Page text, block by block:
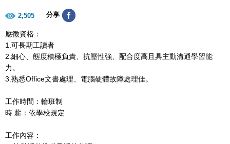
2,505 分享
應徵資格：
1. 可長期工讀者
2. 細心、態度積極負責、抗壓性強、配合度高且具主動溝通學習能
力。
3. 熟悉Office文書處理、電腦硬體故障處理佳。
工作時間：輪班制
時 薪：依學校規定
工作內容：